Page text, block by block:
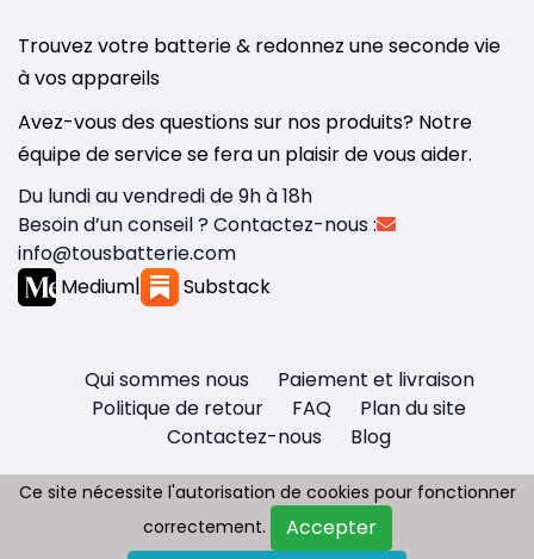
Trouvez votre batterie & redonnez une seconde vie
à vos appareils
Avez-vous des questions sur nos produits? Notre
équipe de service se fera un plaisir de vous aider.
Du lundi au vendredi de 9h à 18h
Besoin d’un conseil ? Contactez-nous :
info@tousbatterie.com
Medium| Substack
Qui sommes nous
Paiement et livraison
Politique de retour
FAQ
Plan du site
Contactez-nous
Blog
Copyright © 2026 - Tous droit réservés
Ce site nécessite l'autorisation de cookies pour fonctionner
correctement.
Accepter
Ce site nécessite l'autorisation de cookies pour fonctionner
correctement.
Accepter